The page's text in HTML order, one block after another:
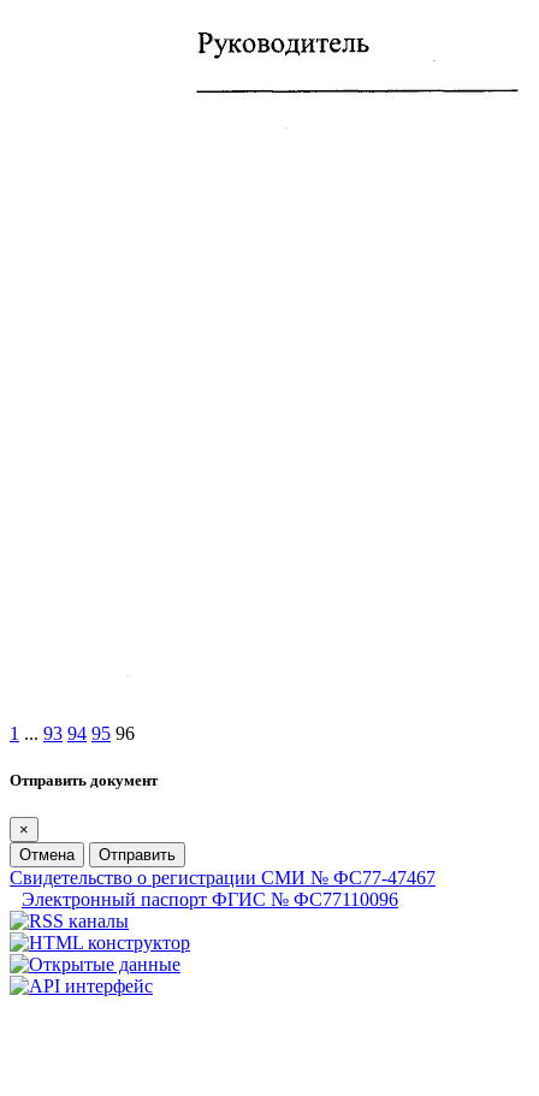
1 ... 93 94 95 96
Отправить документ
×
Отмена
Отправить
Свидетельство о регистрации СМИ № ФС77-47467
Электронный паспорт ФГИС № ФС77110096